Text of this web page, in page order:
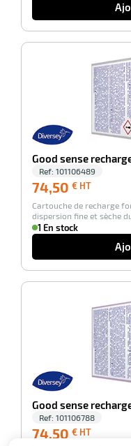
Good sense
Ref: 101106489
74,50 € HT
HT
Cartouche de recharge
dispersion fine et sèche
1 En stock
Good sense
Ref: 101106788
74,50 € HT